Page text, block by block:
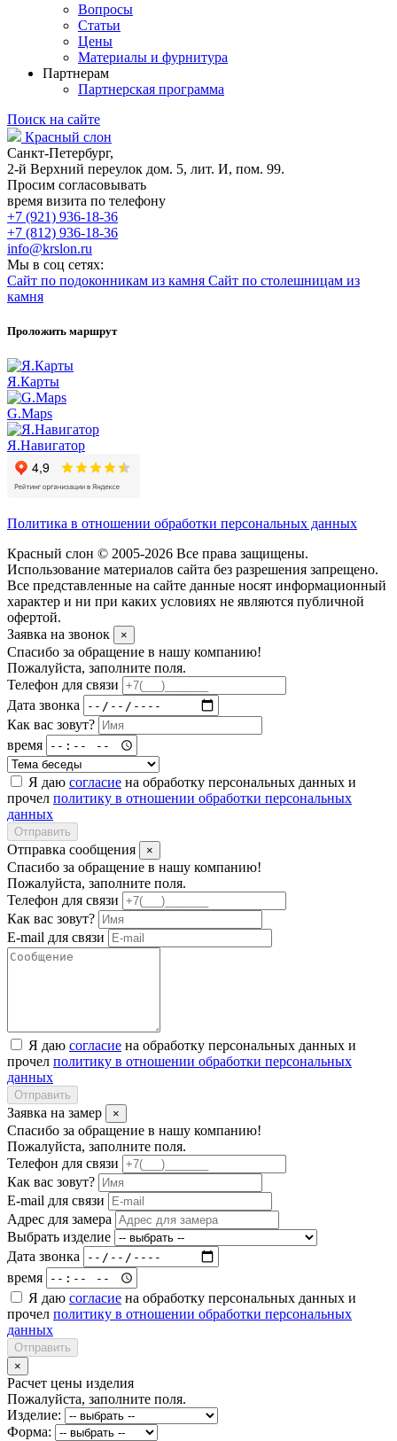
Вопросы
Статьи
Цены
Материалы и фурнитура
Партнерам
Партнерская программа
Поиск на сайте
Красный слон
Санкт-Петербург,
2-й Верхний переулок дом. 5, лит. И, пом. 99.
Просим согласовывать
время визита по телефону
+7 (921) 936-18-36
+7 (812) 936-18-36
info@krslon.ru
Мы в соц сетях:
Сайт по подоконникам из камня Сайт по столешницам из
камня
Проложить маршрут
Я.Карты
G.Maps
Я.Навигатор
Политика в отношении обработки персональных данных
Красный слон © 2005-2026 Все права защищены.
Использование материалов сайта без разрешения запрещено.
Все представленные на сайте данные носят информационный
характер и ни при каких условиях не являются публичной
офертой.
Заявка на звонок
×
Спасибо за обращение в нашу компанию!
Пожалуйста, заполните поля.
Телефон для связи
Дата звонка
Как вас зовут?
время
Я даю согласие на обработку персональных данных и
прочел политику в отношении обработки персональных
данных
Отправить
Отправка сообщения ×
Спасибо за обращение в нашу компанию!
Пожалуйста, заполните поля.
Телефон для связи
Как вас зовут?
E-mail для связи
Я даю согласие на обработку персональных данных и
прочел политику в отношении обработки персональных
данных
Отправить
Заявка на замер ×
Спасибо за обращение в нашу компанию!
Пожалуйста, заполните поля.
Телефон для связи
Как вас зовут?
E-mail для связи
Адрес для замера
Выбрать изделие
Дата звонка
время
Я даю согласие на обработку персональных данных и
прочел политику в отношении обработки персональных
данных
Отправить
×
Расчет цены изделия
Пожалуйста, заполните поля.
Изделие:
Форма: